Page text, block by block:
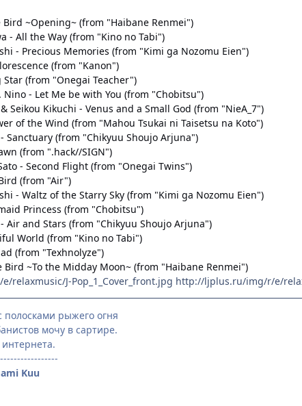
Bird ~Opening~ (from "Haibane Renmei")
- All the Way (from "Kino no Tabi")
- Precious Memories (from "Kimi ga Nozomu Eien")
(from "Kanon")
Star (from "Onegai Teacher")
Nino - Let Me be with You (from "Chobitsu")
Seikou Kikuchi - Venus and a Small God (from "NieA_7")
of the Wind (from "Mahou Tsukai ni Taisetsu na Koto")
Sanctuary (from "Chikyuu Shoujo Arjuna")
(from ".hack//SIGN")
- Second Flight (from "Onegai Twins")
(from "Air")
- Waltz of the Starry Sky (from "Kimi ga Nozomu Eien")
Princess (from "Chobitsu")
Air and Stars (from "Chikyuu Shoujo Arjuna")
World (from "Kino no Tabi")
(from "Texhnolyze")
Bird ~To the Midday Moon~ (from "Haibane Renmei")
J-Pop_1_Cover_front.jpg http://ljplus.ru/img/r/e/
полосками рыжего огня
мочу в сартире.
Kuu